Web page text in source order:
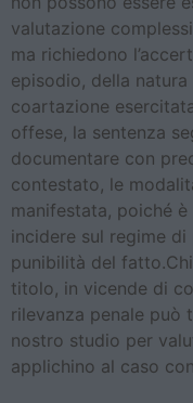
valutazione
ma richiedono
episodio, della
coartazione
offese, la sentenza
documentare con
contestato, le
manifestata, poiché
incidere sul regime di
punibilità del
titolo, in vicende di
rilevanza penale può
nostro studio per
applichino al caso